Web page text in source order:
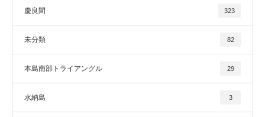
慶良間 323
未分類 82
本島南部トライアングル 29
水納島 3